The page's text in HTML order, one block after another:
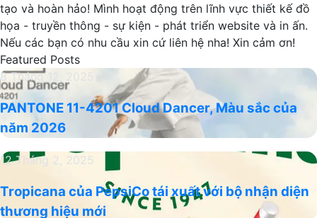
tạo và hoàn hảo! Mình hoạt động trên lĩnh vực thiết kế đồ
họa - truyền thông - sự kiện - phát triển website và in ấn.
Nếu các bạn có nhu cầu xin cứ liên hệ nha! Xin cảm ơn!
Featured Posts
PANTONE
11-
4201
Cloud
Màu
của
năm
8 Tháng 12, 2025
PANTONE 11-4201 Cloud Dancer, Màu sắc của
năm 2026
Tropicana
PepsiCo
tái
12 Tháng 2, 2025
Tropicana của PepsiCo tái xuất với bộ nhận diện
thương hiệu mới